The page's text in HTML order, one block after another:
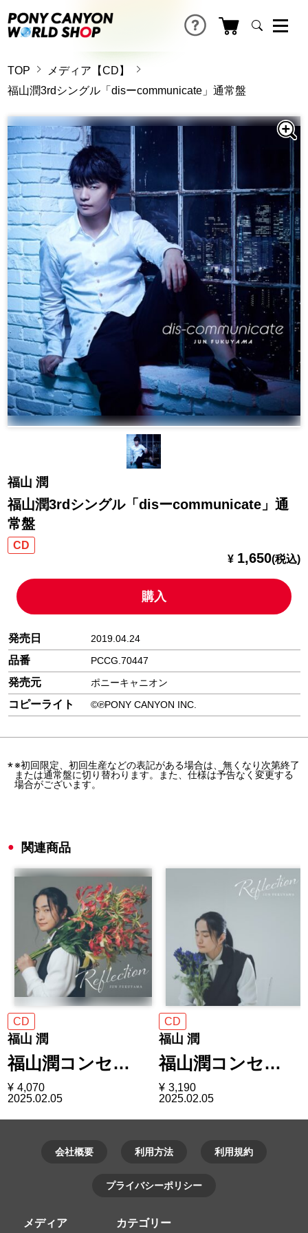
TOP
メディア【CD】
福山潤3rdシングル「disーcommunicate」通常盤
福山 潤
福山潤3rdシングル「disーcommunicate」通
常盤
CD
¥ 1,650(税込)
購入
発売日 2019.04.24
品番 PCCG.70447
発売元 ポニーキャニオン
コピーライト ©℗PONY CANYON INC.
※初回限定、初回生産などの表記がある場合は、無くなり次第終了
または通常盤に切り替わります。また、仕様は予告なく変更する
場合がございます。
関連商品
CD
福山 潤
福山潤コンセ…
¥ 4,070
2025.02.05
CD
福山 潤
福山潤コンセ…
¥ 3,190
2025.02.05
会社概要 利用方法 利用規約
プライバシーポリシー
メディア カテゴリー